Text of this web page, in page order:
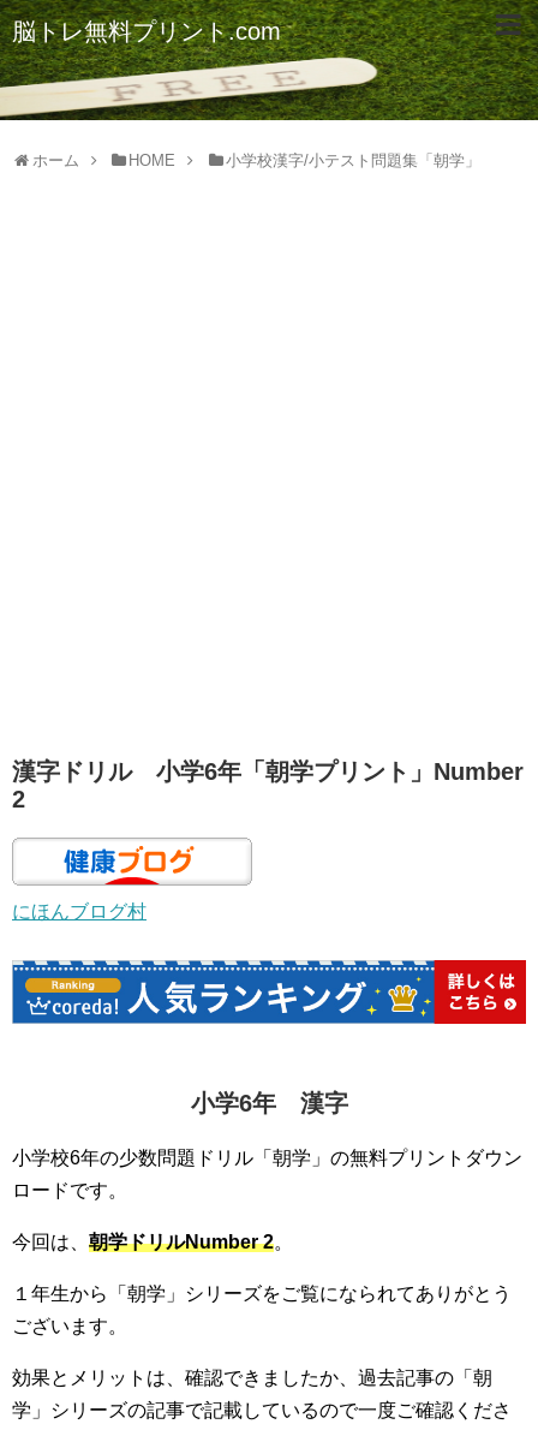
脳トレ無料プリント.com
ホーム HOME 小学校漢字/小テスト問題集「朝学」
漢字ドリル 小学6年「朝学プリント」Number
2
にほんブログ村
小学6年 漢字
小学校6年の少数問題ドリル「朝学」の無料プリントダウン
ロードです。
今回は、 朝学ドリルNumber 2。
１年生から「朝学」シリーズをご覧になられてありがとう
ございます。
効果とメリットは、確認できましたか、過去記事の「朝
学」シリーズの記事で記載しているので一度ご確認くださ